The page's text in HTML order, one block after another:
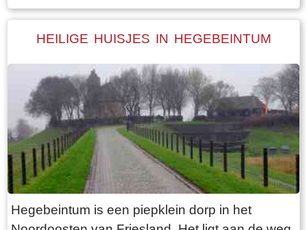
aub”. Het is de moeite waard om het park eens
heeft. Grote brokken zandsteen liggen her en
der verspreid door het park alsof er een enorme
explosie heeft plaatsgevonden. Niets is minder
waar. De laatste bewoner van Jongemastate
was Burgemeester van Slooten. Hij was
burgemeester van de gemeente
Rauwerderhem. Het voormalige gemeentehuis
staat een eindje verderop. Het is moeilijk voor te
stellen maar toen hij verhuisde heeft hij de state
HEILIGE HUISJES IN HEGEBEINTUM
Hegebeintum is een piepklein dorp in het